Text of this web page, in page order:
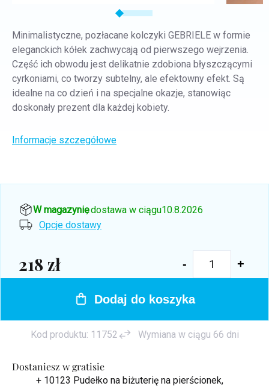
Dostaniesz w gratisie
+ 10123 Pudełko na biżuterię na pierścionek,
Minimalistyczne, pozłacane kolczyki GEBRIELE w formie
eleganckich kółek zachwycają od pierwszego wejrzenia.
Część ich obwodu jest delikatnie zdobiona błyszczącymi
cyrkoniami, co tworzy subtelny, ale efektowny efekt. Są
idealne na co dzień i na specjalne okazje, stanowiąc
doskonały prezent dla każdej kobiety.
Informacje szczegółowe
W magazynie, dostawa w ciągu10.8.2026
Opcje dostawy
218 zł
Cena
Dodaj do koszyka
Kod produktu: 11752 Wymiana w ciągu 66 dni